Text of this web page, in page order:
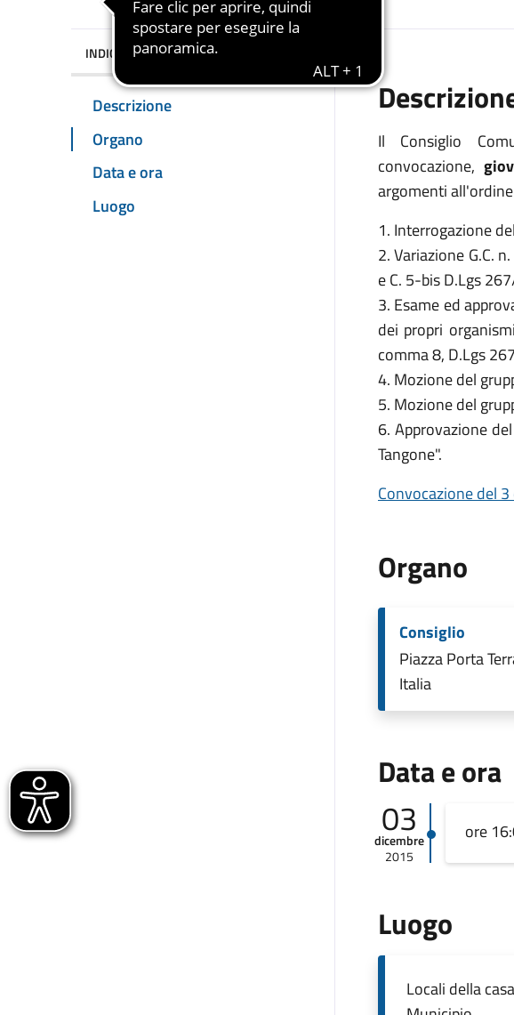
INDICE DELLA PAGINA
Descrizione
Organo
Data e ora
Luogo
Il Consiglio
convocazione,
argomenti
1. Interrogazione
2. Variazione G.C.
e C. 5-bis D.Lgs
3. Esame ed
dei propri
comma 8, D.Lgs
4. Mozione del
5. Mozione del
6. Approvazione
Tangone".
Convocazione del
Organo
Consiglio
Piazza Porta
Italia
Data e ora
03
dicembre
2015
ore
Luogo
Locali della